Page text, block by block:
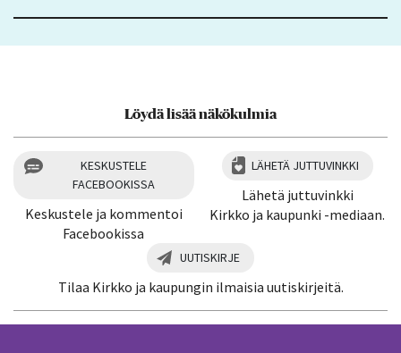
Löydä lisää näkökulmia
KESKUSTELE
FACEBOOKISSA
Keskustele ja kommentoi
Facebookissa
LÄHETÄ JUTTUVINKKI
Lähetä juttuvinkki
Kirkko ja kaupunki -mediaan.
UUTISKIRJE
Tilaa Kirkko ja kaupungin ilmaisia uutiskirjeitä.